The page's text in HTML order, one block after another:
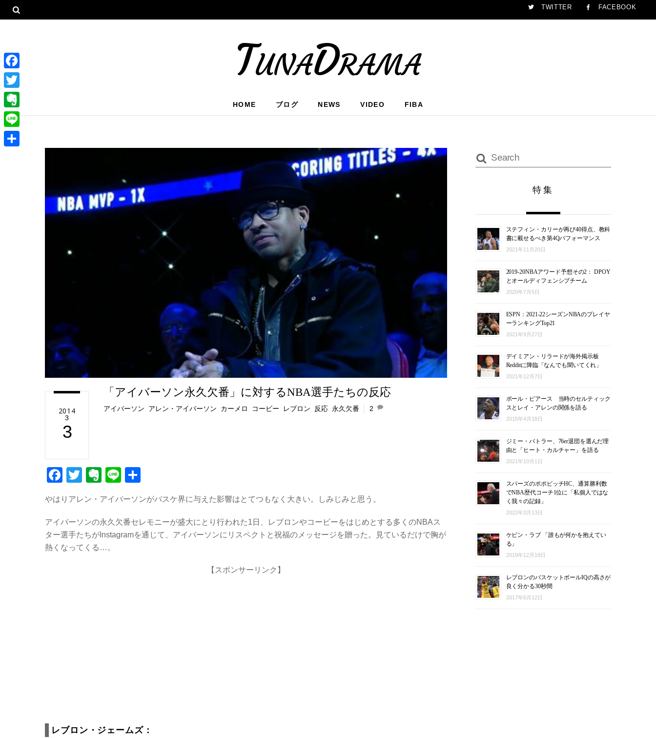
TWITTER FACEBOOK
TunaDrama
HOME ブログ NEWS VIDEO FIBA
2014
3
3
「アイバーソン永久欠番」に対するNBA選手たちの反応
アイバーソン アレン・アイバーソン カーメロ コービー レブロン 反応 永久欠番 2
F
c
e
b
o
T
tt
er
E
er
n
ot
e
Li
e
やはりアレン・アイバーソンがバスケ界に与えた影響はとてつもなく大きい。しみじみと思う。
アイバーソンの永久欠番セレモニーが盛大にとり行われた1日、レブロンやコービーをはじめとする多くのNBAス
ター選手たちがInstagramを通じて、アイバーソンにリスペクトと祝福のメッセージを贈った。見ているだけで胸が
熱くなってくる…。
【スポンサーリンク】
レブロン・ジェームズ：
特集
ステフィン・カリーが再び40得点、教科
書に載せるべき第4Qパフォーマンス
2021年11月20日
2019-20NBAアワード予想その2： DPOY
とオールディフェンシブチーム
2020年7月5日
ESPN：2021-22シーズンNBAのプレイヤ
ーランキングTop21
2021年9月27日
デイミアン・リラードが海外掲示板
Redditに降臨「なんでも聞いてくれ」
2021年12月7日
ポール・ピアース 当時のセルティック
スとレイ・アレンの関係を語る
2015年4月18日
ジミー・バトラー、76er退団を選んだ理
由と「ヒート・カルチャー」を語る
2021年10月1日
スパーズのポポビッチHC、通算勝利数
でNBA歴代コーチ1位に「私個人ではな
く我々の記録」
2022年3月13日
ケビン・ラブ 「誰もが何かを抱えてい
る」
2019年12月19日
レブロンのバスケットボールIQの高さが
良く分かる30秒間
2017年6月12日
F
a
c
e
b
T
w
i
E
v
e
L